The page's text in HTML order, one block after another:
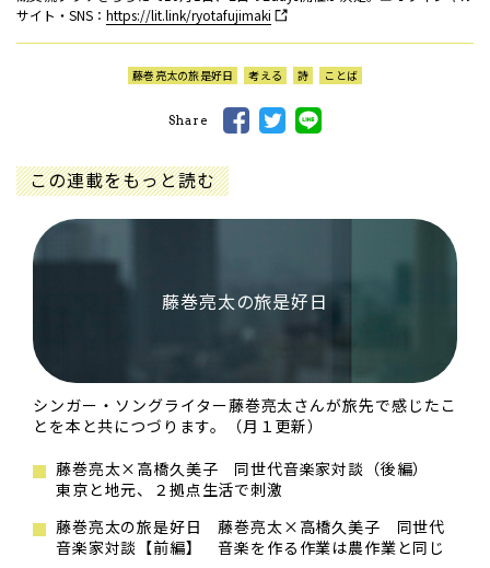
サイト・SNS： https://lit.link/ryotafujimaki
藤巻亮太の旅是好日 考える 詩 ことば
Share
この連載をもっと読む
藤巻亮太の旅是好日
シンガー・ソングライター藤巻亮太さんが旅先で感じたこ
とを本と共につづります。（月１更新）
藤巻亮太×高橋久美子 同世代音楽家対談（後編）
東京と地元、２拠点生活で刺激
藤巻亮太の旅是好日 藤巻亮太×高橋久美子 同世代
音楽家対談【前編】 音楽を作る作業は農作業と同じ